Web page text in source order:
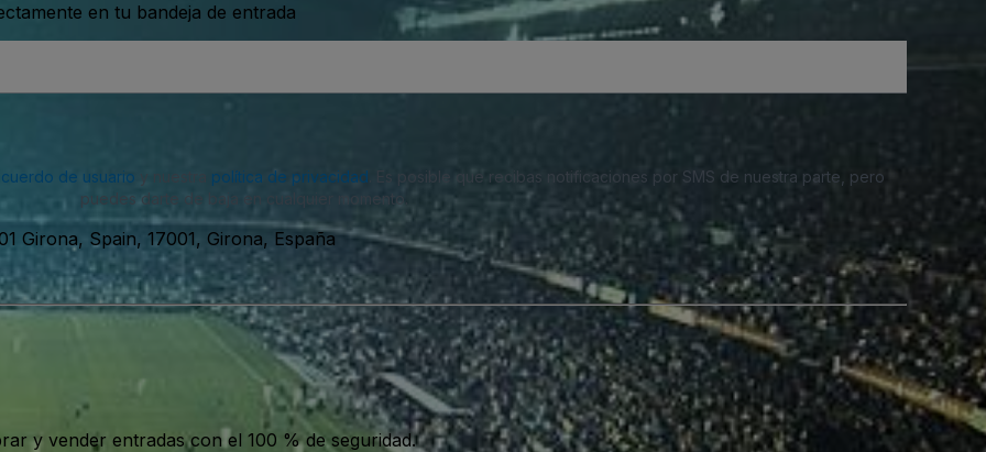
en tu bandeja de entrada
de usuario política de privacidad . Es posible que recibas notificaciones por SMS de nuestra parte, pero
puedes darte de baja en cualquier momento.
Girona, Spain, 17001, Girona, España
y vender entradas con el 100 % de seguridad.